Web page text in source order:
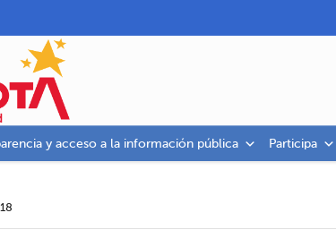
y acceso a la información pública Participa